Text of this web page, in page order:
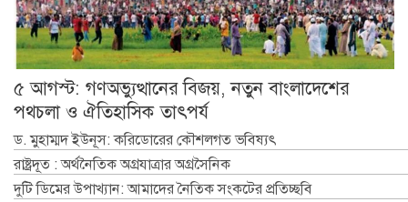
৫ আগস্ট: গণঅভ্যুত্থানের বিজয়, নতুন বাংলাদেশের
পথচলা ও ঐতিহাসিক তাৎপর্য
ড. মুহাম্মদ ইউনূস: করিডোরের কৌশলগত ভবিষ্যৎ
রাষ্ট্রদূত : অর্থনৈতিক অগ্রযাত্রার অগ্রসৈনিক
দুটি ডিমের উপাখ্যান: আমাদের নৈতিক সংকটের প্রতিচ্ছবি